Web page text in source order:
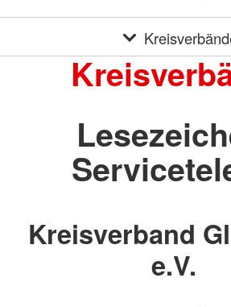
Kreisverband
e.V.